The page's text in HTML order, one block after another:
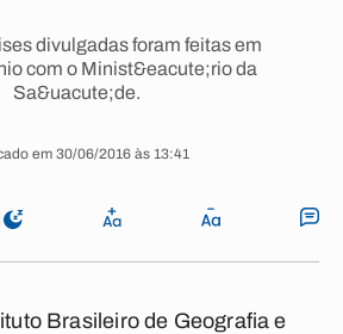
divulgadas foram feitas em
com o Minist&eacute;rio da
Sa&uacute;de.
em 30/06/2016 às 13:41
Brasileiro de Geografia e